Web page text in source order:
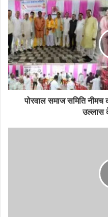
पोरवाल समाज समिति नीमच
उल्लास